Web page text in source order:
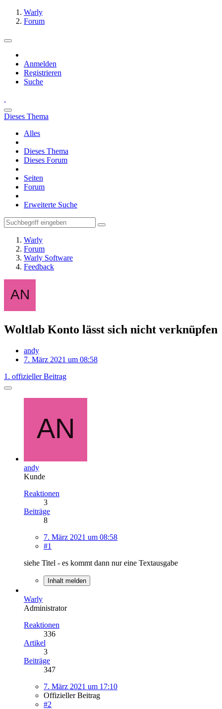
Warly
Forum
Anmelden
Registrieren
Suche
Dieses Thema
Alles
Dieses Thema
Dieses Forum
Seiten
Forum
Erweiterte Suche
Warly
Forum
Warly Software
Feedback
Woltlab Konto lässt sich nicht verknüpfen
andy
7. März 2021 um 08:58
1. offizieller Beitrag
andy
Kunde
Reaktionen
3
Beiträge
8
7. März 2021 um 08:58
#1
siehe Titel - es kommt dann nur eine Textausgabe
Inhalt melden
Warly
Administrator
Reaktionen
336
Artikel
3
Beiträge
347
7. März 2021 um 17:10
Offizieller Beitrag
#2